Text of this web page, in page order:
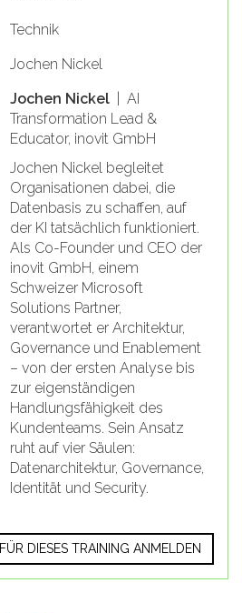
Technik
Jochen Nickel
Jochen Nickel | AI
Transformation Lead &
Educator, inovit GmbH
Jochen Nickel begleitet
Organisationen dabei, die
Datenbasis zu schaffen, auf
der KI tatsächlich funktioniert.
Als Co-Founder und CEO der
inovit GmbH, einem
Schweizer Microsoft
Solutions Partner,
verantwortet er Architektur,
Governance und Enablement
– von der ersten Analyse bis
zur eigenständigen
Handlungsfähigkeit des
Kundenteams. Sein Ansatz
ruht auf vier Säulen:
Datenarchitektur, Governance,
Identität und Security.
FÜR DIESES TRAINING ANMELDEN